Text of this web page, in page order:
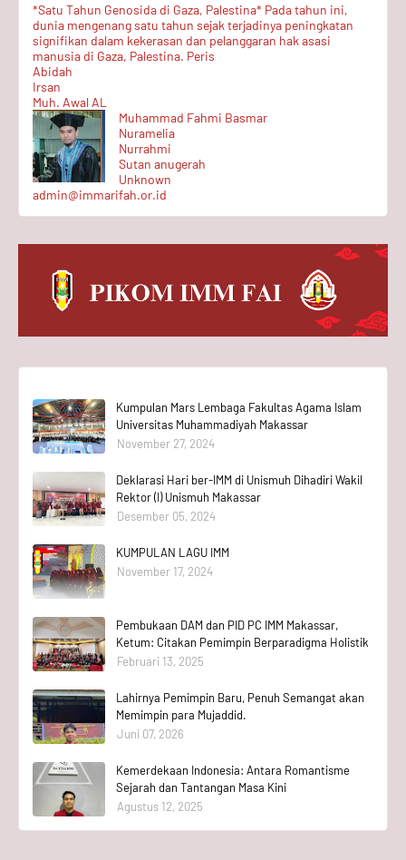
*Satu Tahun Genosida di Gaza, Palestina* Pada tahun ini,
dunia mengenang satu tahun sejak terjadinya peningkatan
signifikan dalam kekerasan dan pelanggaran hak asasi
manusia di Gaza, Palestina. Peris
Abidah
Irsan
Muh. Awal AL
Muhammad Fahmi Basmar
Nuramelia
Nurrahmi
Sutan anugerah
Unknown
admin@immarifah.or.id
Kumpulan Mars Lembaga Fakultas Agama Islam
Universitas Muhammadiyah Makassar
November 27, 2024
Deklarasi Hari ber-IMM di Unismuh Dihadiri Wakil
Rektor (I) Unismuh Makassar
Desember 05, 2024
KUMPULAN LAGU IMM
November 17, 2024
Pembukaan DAM dan PID PC IMM Makassar,
Ketum: Citakan Pemimpin Berparadigma Holistik
Februari 13, 2025
Lahirnya Pemimpin Baru, Penuh Semangat akan
Memimpin para Mujaddid.
Juni 07, 2026
Kemerdekaan Indonesia: Antara Romantisme
Sejarah dan Tantangan Masa Kini
Agustus 12, 2025